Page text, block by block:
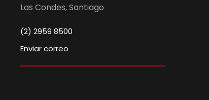
Las Condes, Santiago
(2) 2959 8500
Enviar correo